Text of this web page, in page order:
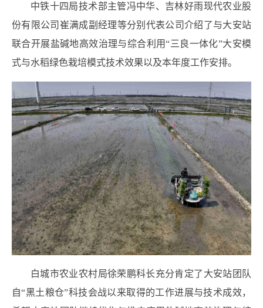
中铁十四局技术部主管冯中华、吉林好雨现代农业股
份有限公司崔满成副经理等分别代表公司介绍了与大安站
联合开展盐碱地高效治理与综合利用“三良一体化”大安模
式与水稻绿色栽培模式技术效果以及本年度工作安排。
白城市农业农村局徐荣鹏科长充分肯定了大安站团队
自“黑土粮仓”科技会战以来取得的工作进展与技术成效，